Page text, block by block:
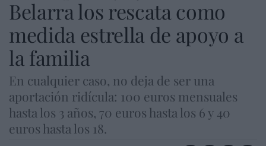
Belarra los rescata como
medida estrella de apoyo a
la familia
En cualquier caso, no deja de ser una
aportación ridícula: 100 euros mensuales
hasta los 3 años, 70 euros hasta los 6 y 40
euros hasta los 18.